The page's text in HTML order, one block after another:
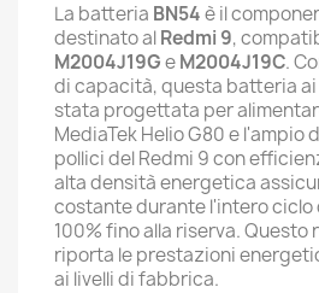
La batteria BN54è il
destinato alRedmi 9,
M2004J19GeM2004J19C.
di capacità, questa batteria
stata progettata per
MediaTek Helio G80 e l'ampio
pollici del Redmi 9 con
alta densità energetica
costante durante l'intero ciclo
100% fino alla riserva.
riporta le prestazioni
ai livelli di fabbrica.